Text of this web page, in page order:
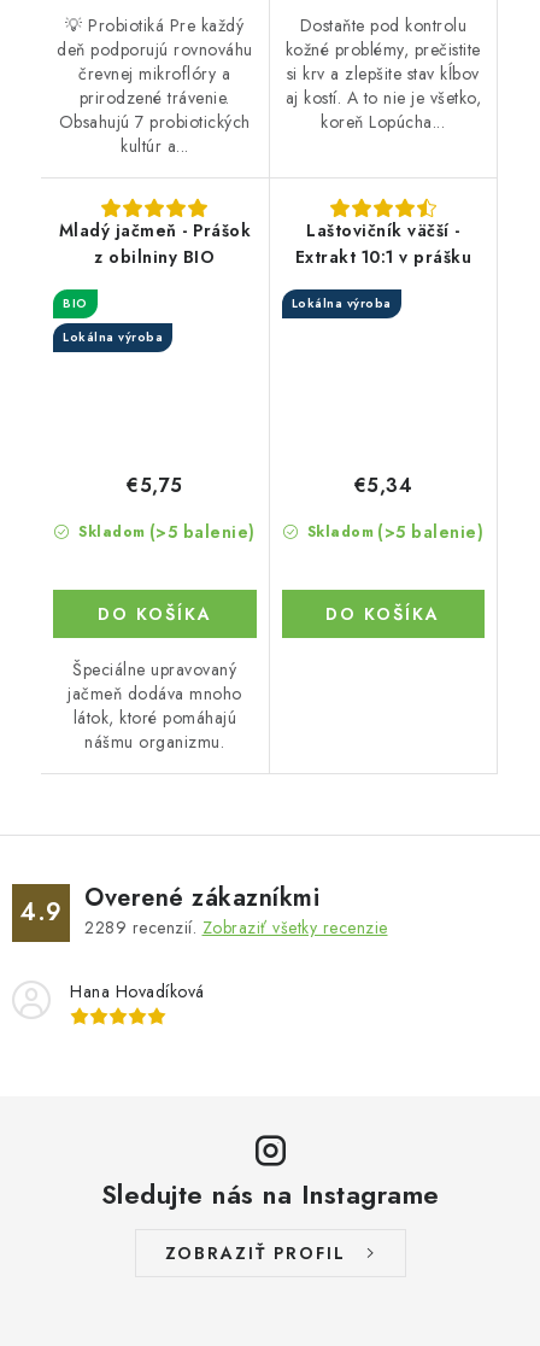
💡 Probiotiká Pre každý
deň podporujú rovnováhu
črevnej mikroflóry a
prirodzené trávenie.
Obsahujú 7 probiotických
kultúr a...
Dostaňte pod kontrolu
kožné problémy, prečistite
si krv a zlepšite stav kĺbov
aj kostí. A to nie je všetko,
koreň Lopúcha...
Mladý jačmeň - Prášok
z obilniny BIO
BIO
Lokálna výroba
Skladom (>5 balenie)
€5,75
DO KOŠÍKA
Špeciálne upravovaný
jačmeň dodáva mnoho
látok, ktoré pomáhajú
nášmu organizmu.
Laštovičník väčší -
Extrakt 10:1 v prášku
Lokálna výroba
Skladom (>5 balenie)
€5,34
DO KOŠÍKA
4.9 Overené zákazníkmi
2289 recenzií. Zobraziť všetky recenzie
Hana Hovadíková
Sledujte nás na Instagrame
ZOBRAZIŤ PROFIL